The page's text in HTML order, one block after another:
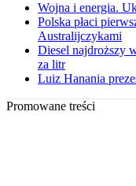
Wojna i energia.
Polska płaci
Australijczykami
Diesel najdroższy
za litr
Luiz Hanania
Promowane treści